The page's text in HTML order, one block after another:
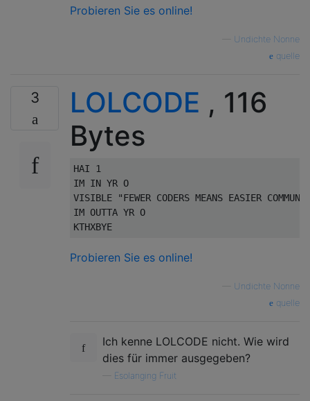
Probieren Sie es online!
Undichte Nonne
quelle
3 LOLCODE , 116
Bytes
HAI 1
IM IN YR O
VISIBLE "FEWER CODERS MEANS EASIER
IM OUTTA YR O
Probieren Sie es online!
Undichte Nonne
quelle
Ich kenne LOLCODE nicht. Wie wird
dies für immer ausgegeben?
Esolanging Fruit